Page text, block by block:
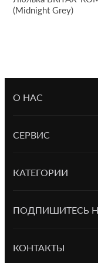
(Midnight Grey)
О НАС
СЕРВИС
КАТЕГОРИИ
ПОДПИШИТЕСЬ
КОНТАКТЫ